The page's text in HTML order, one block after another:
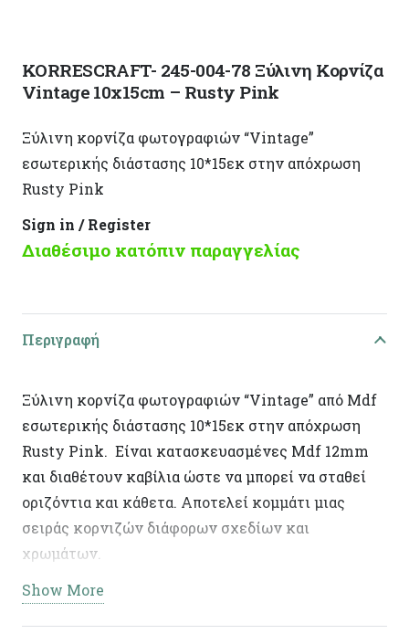
KORRESCRAFT- 245-004-78 Ξύλινη Κορνίζα
Vintage 10x15cm – Rusty Pink
Ξύλινη κορνίζα φωτογραφιών “Vintage”
εσωτερικής διάστασης 10*15εκ στην απόχρωση
Rusty Pink
Sign in / Register
Διαθέσιμο κατόπιν παραγγελίας
Περιγραφή
Ξύλινη κορνίζα φωτογραφιών “Vintage” από Mdf
εσωτερικής διάστασης 10*15εκ στην απόχρωση
Rusty Pink. Είναι κατασκευασμένες Mdf 12mm
και διαθέτουν καβίλια ώστε να μπορεί να σταθεί
οριζόντια και κάθετα. Αποτελεί κομμάτι μιας
σειράς κορνιζών διάφορων σχεδίων και
χρωμάτων.
Ελληνικής κατασκευής, με χειροποίητη τεχνητή
Show More